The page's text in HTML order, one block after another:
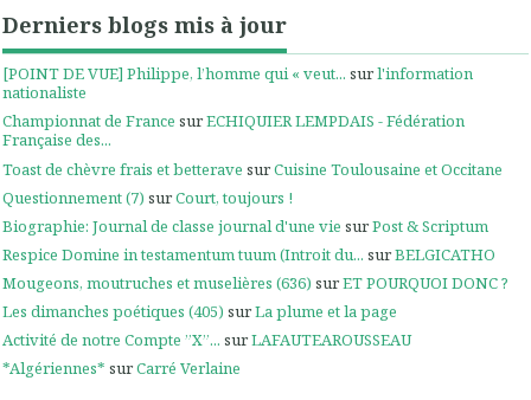
Derniers blogs mis à jour
[POINT DE VUE] Philippe, l’homme qui « veut... surl'information
nationaliste
Championnat de France surECHIQUIER LEMPDAIS - Fédération
Française des...
Toast de chèvre frais et betterave surCuisine Toulousaine et Occitane
Questionnement (7) surCourt, toujours !
Biographie: Journal de classe journal d'une vie surPost & Scriptum
Respice Domine in testamentum tuum (Introit du... surBELGICATHO
Mougeons, moutruches et muselières (636) surET POURQUOI DONC ?
Les dimanches poétiques (405) surLa plume et la page
Activité de notre Compte ”X”... surLAFAUTEAROUSSEAU
*Algériennes* surCarré Verlaine